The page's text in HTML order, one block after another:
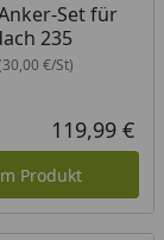
Set für
235
€/St)
119,99 €
Produkt